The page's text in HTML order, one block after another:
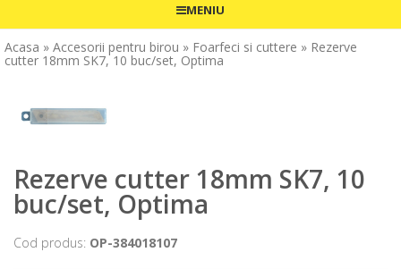
MENIU
Acasa » Accesorii pentru birou » Foarfeci si cuttere » Rezerve
cutter 18mm SK7, 10 buc/set, Optima
Rezerve cutter 18mm SK7, 10
buc/set, Optima
Cod produs: OP-384018107